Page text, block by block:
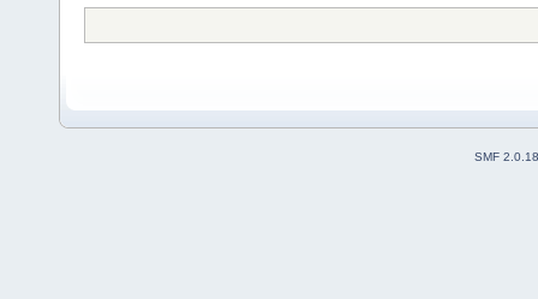
SMF 2.0.18